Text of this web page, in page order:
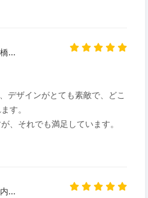
...
デザインがとても素敵で、どこ
す。
、それでも満足しています。
...